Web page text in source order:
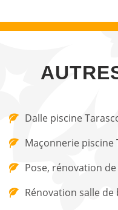
Dalle piscine
Maçonnerie piscine
Pose, rénovation
Rénovation salle de